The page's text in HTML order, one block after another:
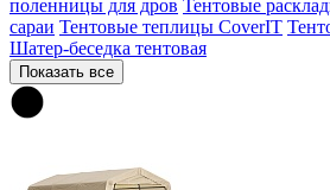
поленницы для дров Тентовые
сараи Тентовые теплицы CoverIT
Шатер-беседка тентовая
Показать все